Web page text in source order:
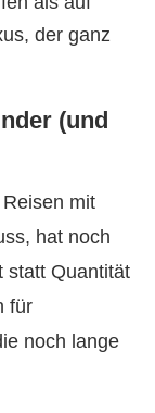
der ganz
(und
mit
hat noch
statt Quantität
für
noch lange